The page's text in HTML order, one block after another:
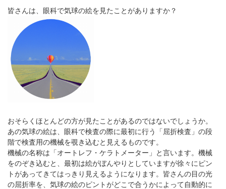
メールマガジン
リクルート
パンフレットのダウンロード
皆さんは、眼科で気球の絵を見たことがありますか？
おそらくほとんどの方が見たことがあるのではないでしょうか。
あの気球の絵は、眼科で検査の際に最初に行う「屈折検査」の段
階で検査用の機械を覗き込むと見えるものです。
機械の名称は「オートレフ・ケラトメーター」と言います。機械
をのぞき込むと、最初は絵がぼんやりとしていますが徐々にピン
トがあってきてはっきり見えるようになります。皆さんの目の光
の屈折率を、気球の絵のピントがどこで合うかによって自動的に